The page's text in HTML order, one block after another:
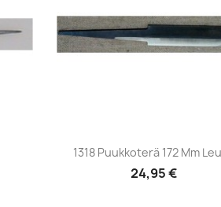
Pikakatselu
1318 Puukkoterä 172 Mm
24,95 €